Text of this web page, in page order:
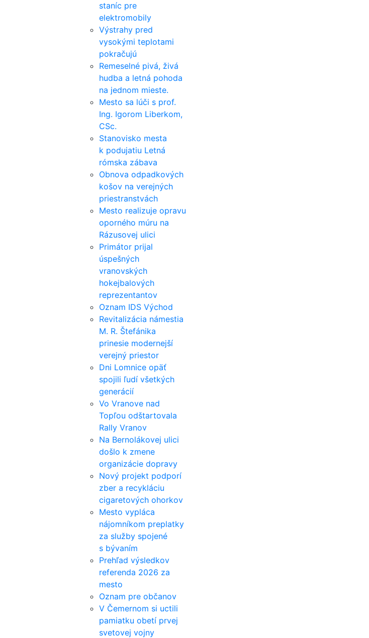
staníc pre
elektromobily
Výstrahy pred
vysokými teplotami
pokračujú
Remeselné pivá, živá
hudba a letná pohoda
na jednom mieste.
Mesto sa lúči s prof.
Ing. Igorom Liberkom,
CSc.
Stanovisko mesta
k podujatiu Letná
rómska zábava
Obnova odpadkových
košov na verejných
priestranstvách
Mesto realizuje opravu
oporného múru na
Rázusovej ulici
Primátor prijal
úspešných
vranovských
hokejbalových
reprezentantov
Oznam IDS Východ
Revitalizácia námestia
M. R. Štefánika
prinesie modernejší
verejný priestor
Dni Lomnice opäť
spojili ľudí všetkých
generácií
Vo Vranove nad
Topľou odštartovala
Rally Vranov
Na Bernolákovej ulici
došlo k zmene
organizácie dopravy
Nový projekt podporí
zber a recykláciu
cigaretových ohorkov
Mesto vypláca
nájomníkom preplatky
za služby spojené
s bývaním
Prehľad výsledkov
referenda 2026 za
mesto
Oznam pre občanov
V Čemernom si uctili
pamiatku obetí prvej
svetovej vojny